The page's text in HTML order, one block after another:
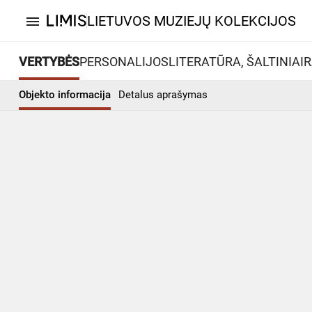
menu LIETUVOS MUZIEJŲ KOLEKCIJOS
VERTYBĖSPERSONALIJOSLITERATŪRA, ŠALTINIAI
Objekto informacija Detalus aprašymas